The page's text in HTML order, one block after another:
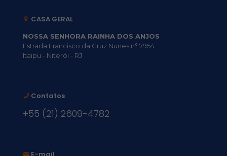
CASA GERAL
NOSSA SENHORA RAINHA DOS ANJOS
Estrada Francisco da Cruz Nunes n° 7954
Itaipu - Niterói - RJ
Contatos
+55 (21) 2609-4782